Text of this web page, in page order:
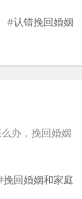
#认错挽回婚姻
办，挽回婚姻
挽回婚姻和家庭